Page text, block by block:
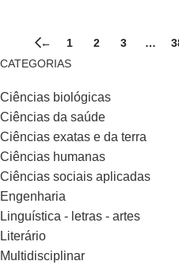
CATEGORIAS
ciências biológicas
ciências da saúde
ciências exatas e da terra
ciências humanas
ciências sociais aplicadas
engenharia
linguística - letras - artes
literário
multidisciplinar
← 1 2 3 …